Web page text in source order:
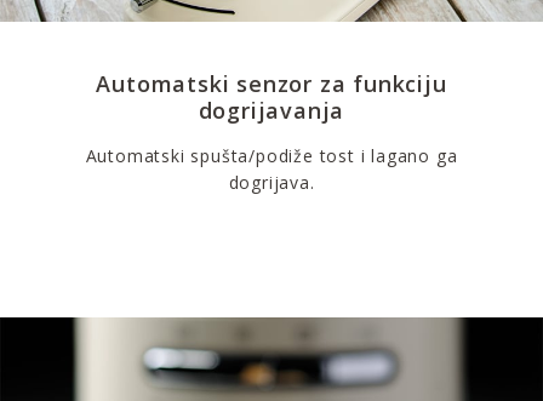
Automatski senzor za funkciju
dogrijavanja
Automatski spušta/podiže tost i lagano ga
dogrijava.